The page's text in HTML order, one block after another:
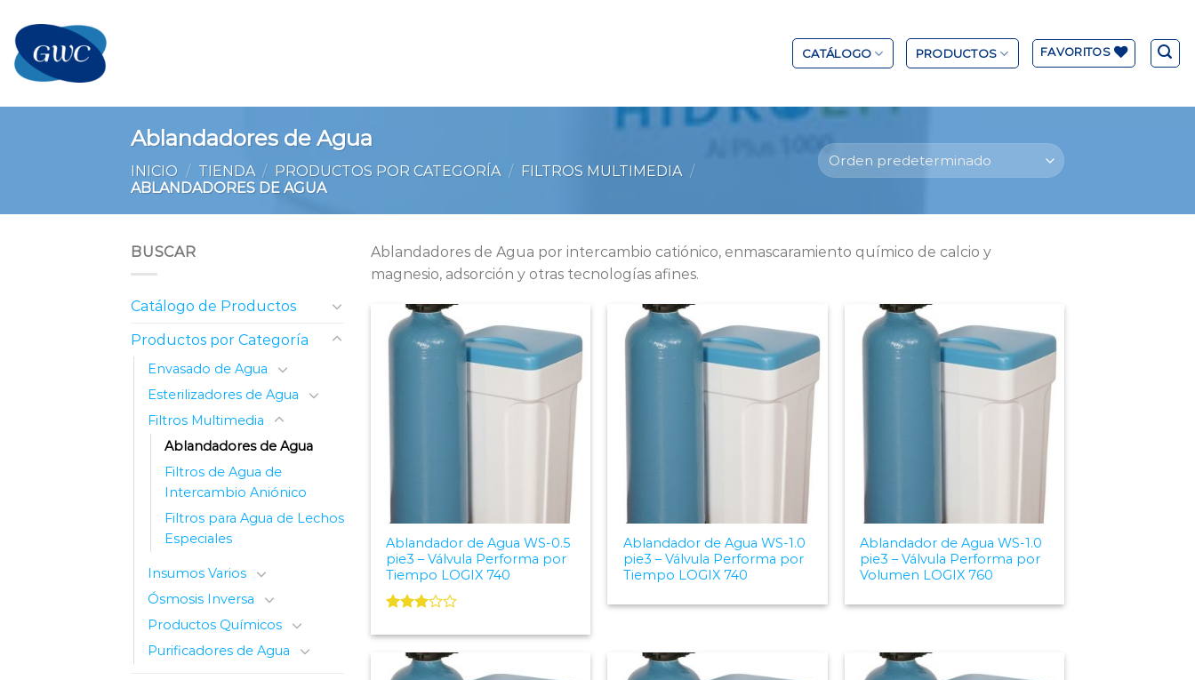
contenido
CATÁLOGO PRODUCTOS FAVORITOS
Ablandadores de Agua
INICIO / TIENDA / PRODUCTOS POR CATEGORÍA / FILTROS MULTIMEDIA /
ABLANDADORES DE AGUA
BUSCAR
Catálogo de Productos
Productos por Categoría
Envasado de Agua
Esterilizadores de Agua
Filtros Multimedia
Ablandadores de Agua
Filtros de Agua de
Intercambio Aniónico
Filtros para Agua de Lechos
Especiales
Insumos Varios
Ósmosis Inversa
Productos Químicos
Purificadores de Agua
Ablandadores de Agua por intercambio catiónico, enmascaramiento químico de calcio y
magnesio, adsorción y otras tecnologías afines.
Add to
Wishlist
Ablandador de Agua WS-0.5
pie3 – Válvula Performa por
Tiempo LOGIX 740
con
3.00
de 5
Add to
Wishlist
Ablandador de Agua WS-1.0
pie3 – Válvula Performa por
Tiempo LOGIX 740
Add to
Wishlist
Ablandador de Agua WS-1.0
pie3 – Válvula Performa por
Volumen LOGIX 760